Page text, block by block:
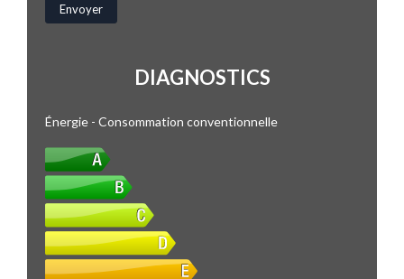
DIAGNOSTICS
Énergie - Consommation conventionnelle